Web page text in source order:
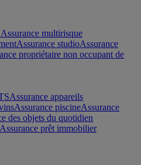
Assurance multirisque
Assurance studioAssurance
propriétaire non occupant de
Assurance appareils
Assurance piscineAssurance
des objets du quotidien